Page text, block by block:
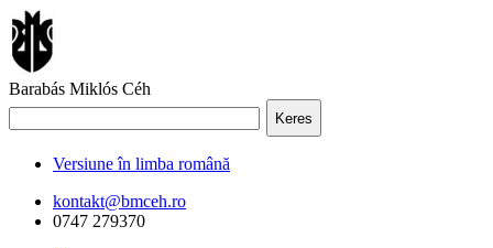
Barabás Miklós Céh
Keres
Versiune în limba română
kontakt@bmceh.ro
0747 279370